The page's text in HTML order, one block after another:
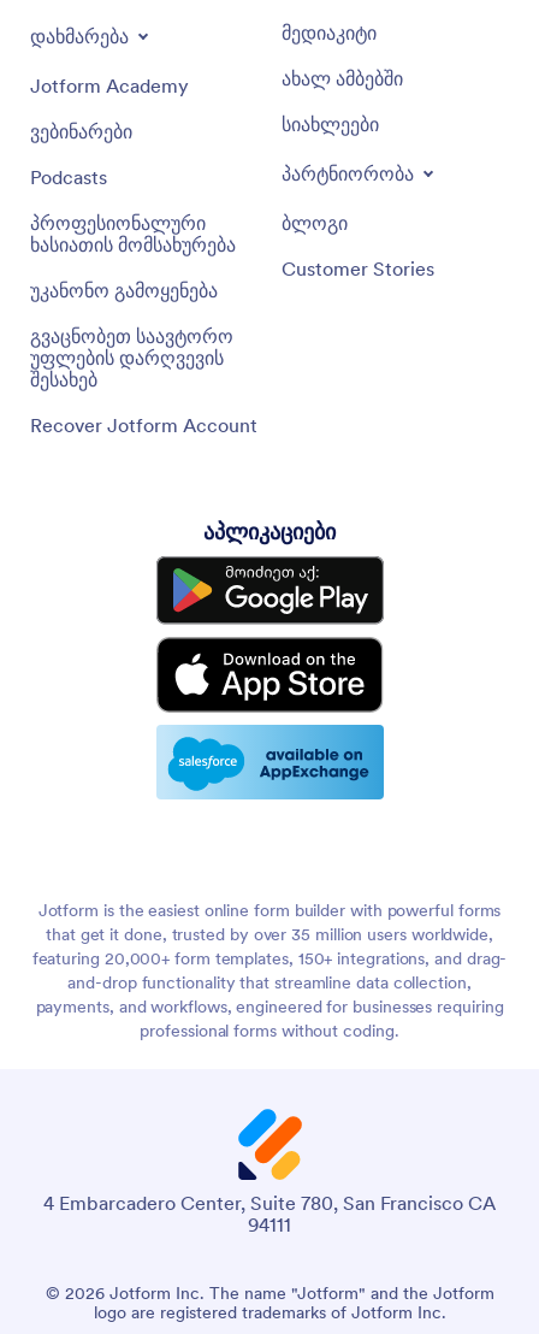
დახმარება
Jotform Academy
ვებინარები
Podcasts
პროფესიონალური
ხასიათის მომსახურება
უკანონო გამოყენება
გვაცნობეთ საავტორო
უფლების დარღვევის
შესახებ
Recover Jotform Account
მედიაკიტი
ახალ ამბებში
სიახლეები
პარტნიორობა
ბლოგი
Customer Stories
აპლიკაციები
Jotform is the easiest online form builder with powerful forms
that get it done, trusted by over 35 million users worldwide,
featuring 20,000+ form templates, 150+ integrations, and drag-
and-drop functionality that streamline data collection,
payments, and workflows, engineered for businesses requiring
professional forms without coding.
4 Embarcadero Center, Suite 780, San Francisco CA
94111
© 2026 Jotform Inc. The name "Jotform" and the Jotform
logo are registered trademarks of Jotform Inc.